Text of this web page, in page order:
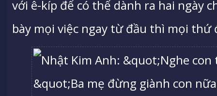
với ê-kíp để có thể dành ra hai ngày
bày mọi việc ngay từ đầu thì mọi thứ